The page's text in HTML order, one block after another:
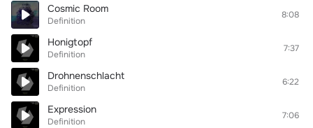
Cosmic Room
Definition
8:08
Honigtopf
Definition
7:37
Drohnenschlacht
Definition
6:22
Expression
Definition
7:06